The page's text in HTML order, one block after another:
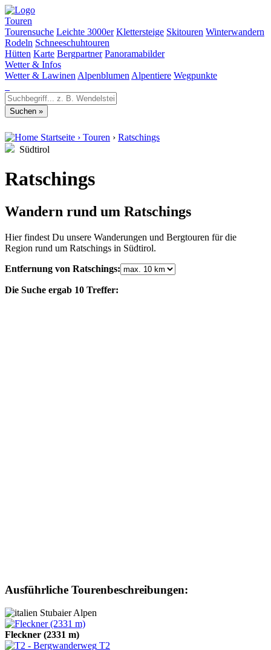
Touren
Tourensuche Leichte 3000er Klettersteige Skitouren Winterwandern
Rodeln Schneeschuhtouren
Hütten Karte Bergpartner Panoramabilder
Wetter & Infos
Wetter & Lawinen Alpenblumen Alpentiere Wegpunkte
Startseite › Touren › Ratschings
Südtirol
Ratschings
Wandern rund um Ratschings
Hier findest Du unsere Wanderungen und Bergtouren für die
Region rund um Ratschings in Südtirol.
Entfernung von Ratschings:
Die Suche ergab 10 Treffer:
Ausführliche Tourenbeschreibungen:
Stubaier Alpen
Fleckner (2331 m)
T2